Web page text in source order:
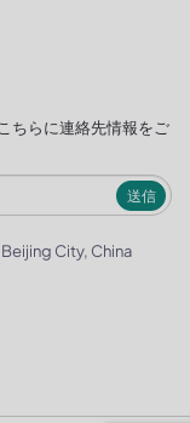
ちらに連絡先情報をご
送信
City, China